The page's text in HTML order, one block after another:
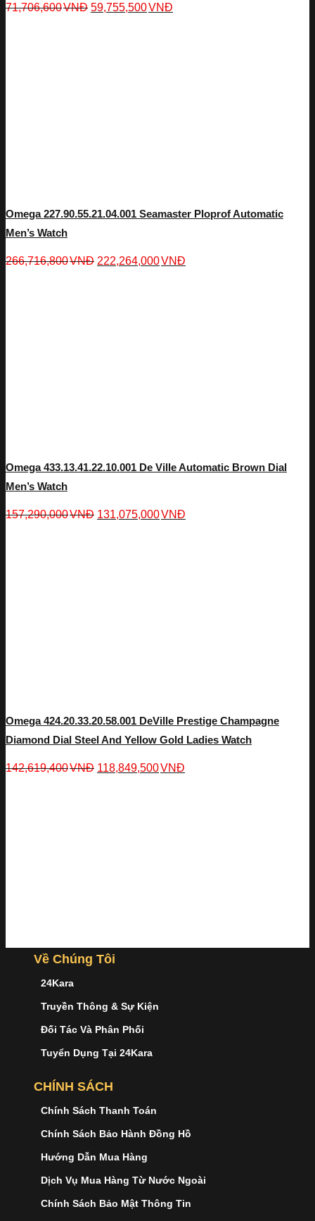
71,706,600VNĐ 59,755,500VNĐ
Omega 227.90.55.21.04.001 Seamaster Ploprof Automatic
Men’s Watch
266,716,800VNĐ 222,264,000VNĐ
Omega 433.13.41.22.10.001 De Ville Automatic Brown Dial
Men’s Watch
157,290,000VNĐ 131,075,000VNĐ
Omega 424.20.33.20.58.001 DeVille Prestige Champagne
Diamond Dial Steel And Yellow Gold Ladies Watch
142,619,400VNĐ 118,849,500VNĐ
Về Chúng Tôi
24Kara
Truyền Thông & Sự Kiện
Đối Tác Và Phân Phối
Tuyển Dụng Tại 24Kara
CHÍNH SÁCH
Chính Sách Thanh Toán
Chính Sách Bảo Hành Đồng Hồ
Hướng Dẫn Mua Hàng
Dịch Vụ Mua Hàng Từ Nước Ngoài
Chính Sách Bảo Mật Thông Tin